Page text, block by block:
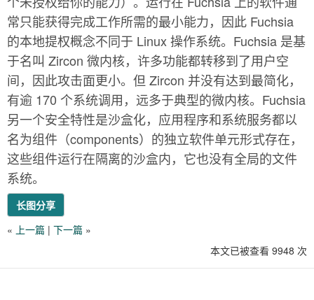
常只能获得完成工作所需的最小能力，因此 Fuchsia
的本地提权概念不同于 Linux 操作系统。Fuchsia 是基
于名叫 Zircon 微内核，许多功能都转移到了用户空
间，因此攻击面更小。但 Zircon 并没有达到最简化，
有逾 170 个系统调用，远多于典型的微内核。Fuchsia
另一个安全特性是沙盒化，应用程序和系统服务都以
名为组件（components）的独立软件单元形式存在，
这些组件运行在隔离的沙盒内，它也没有全局的文件
系统。
长图分享
« 上一篇 | 下一篇 »
本文已被查看 9948 次